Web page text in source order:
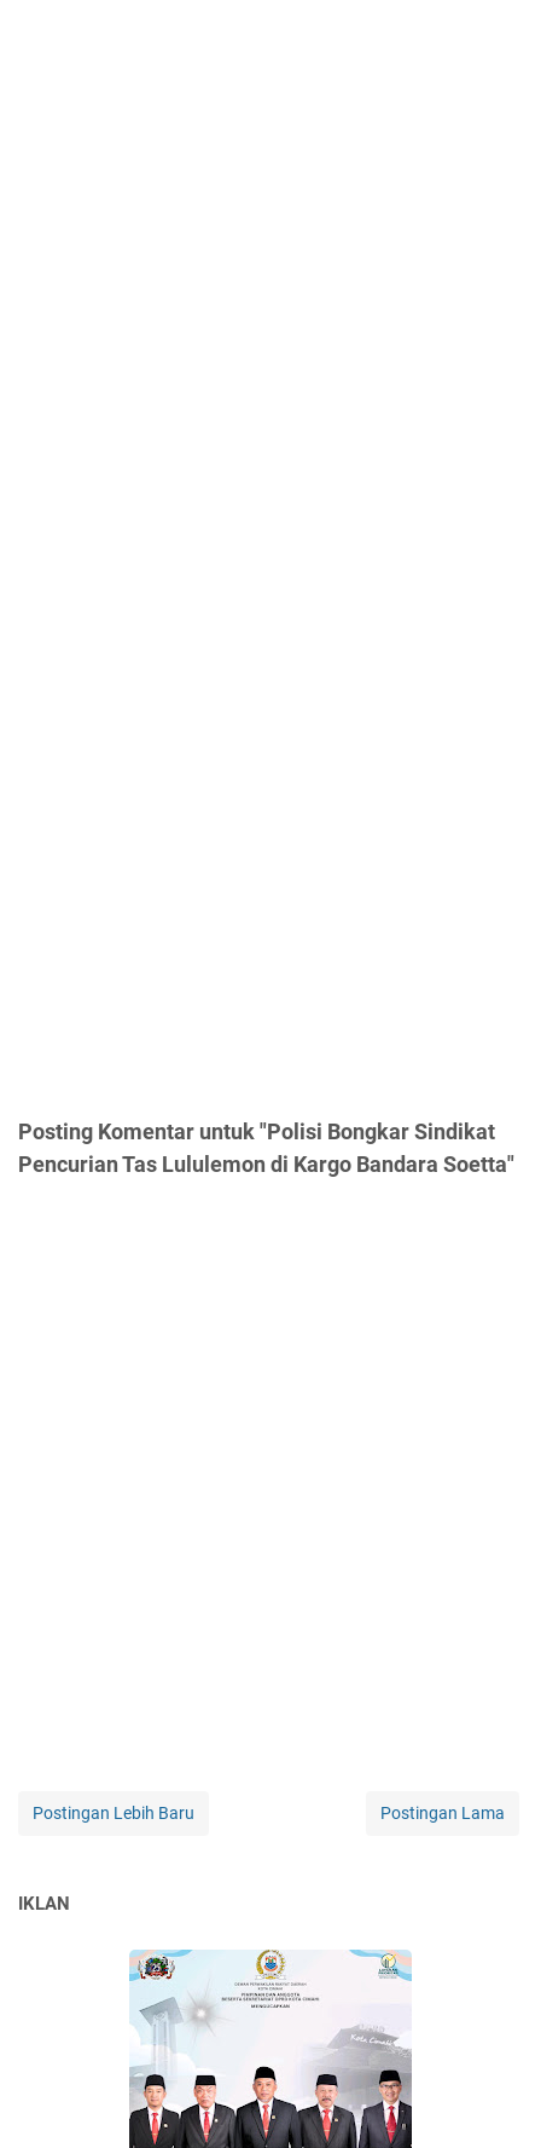
Posting Komentar untuk "Polisi Bongkar Sindikat
Pencurian Tas Lululemon di Kargo Bandara Soetta"
Postingan Lebih Baru Postingan Lama
IKLAN